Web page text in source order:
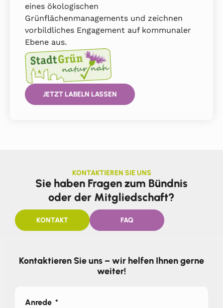
eines ökologischen
Grünflächenmanagements und zeichnen
vorbildliches Engagement auf kommunaler
Ebene aus.
JETZT LABELN LASSEN
KONTAKTIEREN SIE UNS
Sie haben Fragen zum Bündnis
oder der Mitgliedschaft?
KONTAKT FAQ
Kontaktieren Sie uns – wir helfen Ihnen gerne
weiter!
Anrede